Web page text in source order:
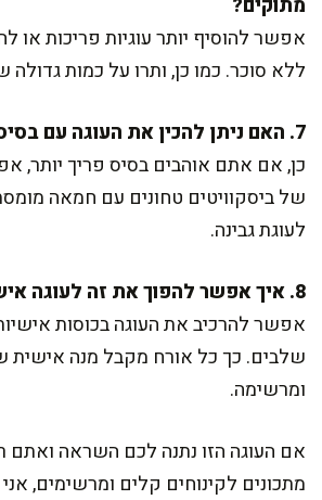
אפשר להוסיף יותר עוגיות פריכות או
ללא סוכר. כמו כן, ותרו על כמות
7. האם ניתן להכין את העוגה עם בסיס אחר?
כן, אם אתם אוהבים בסיס פריך יותר,
של ביסקוויטים טחונים עם חמאה
לעוגת גבינה.
8. איך אפשר להפוך את זה לעוגה אישית לכל אורח?
אפשר להרכיב את העוגה בכוסות
שלבים. כך כל אורח מקבל מנה אישית
ומרשימה.
אם העוגה הזו נתנה לכם השראה ואתם
מתכונים לקינוחים קלים ומרשימים,